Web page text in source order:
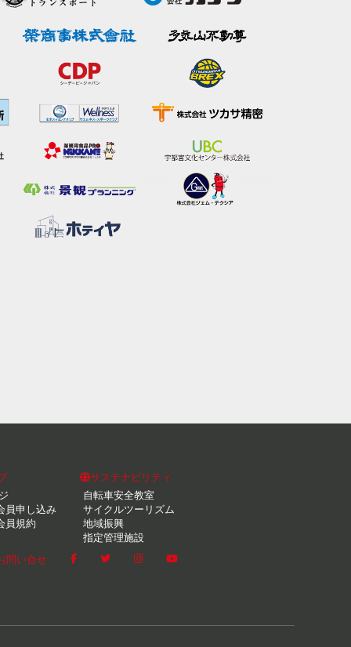
員申し込み
員規約
サステナビリティ
自転車安全教室
サイクルツーリズム
地域振興
指定管理施設
問い合せ